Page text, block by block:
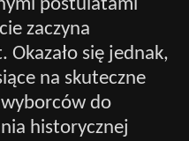
postulatami
zaczyna
Okazało się jednak,
na skuteczne
do
historycznej